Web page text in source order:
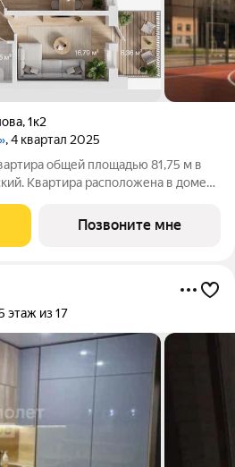
,1к2
, 4 квартал 2025
общей площадью 81,75 м в
Квартира расположена в доме
родителей. Жилая площадь
Позвоните мне
этаж из 17